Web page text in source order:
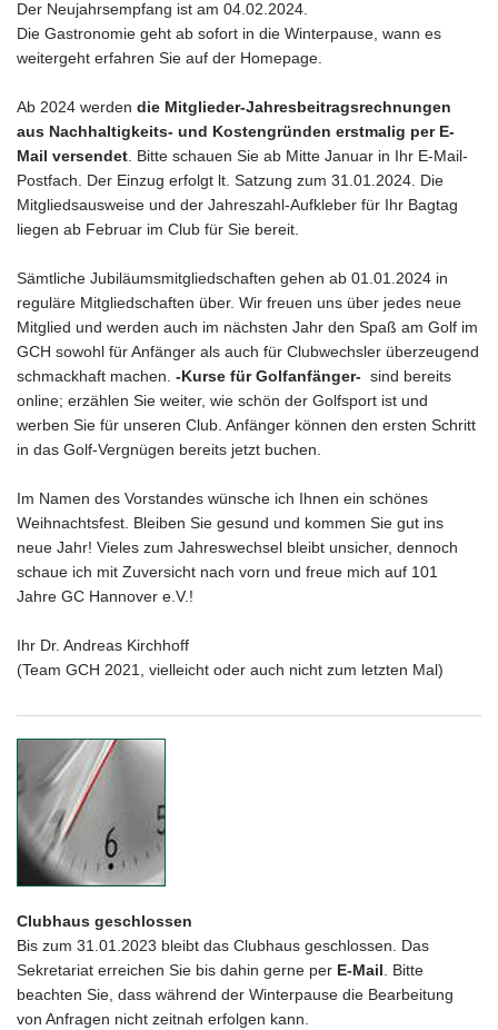
Der Neujahrsempfang ist am 04.02.2024.
Die Gastronomie geht ab sofort in die Winterpause, wann es
weitergeht erfahren Sie auf der Homepage.
Ab 2024 werden die Mitglieder-Jahresbeitragsrechnungen
aus Nachhaltigkeits- und Kostengründen erstmalig per E-
Mail versendet . Bitte schauen Sie ab Mitte Januar in Ihr E-Mail-
Postfach. Der Einzug erfolgt lt. Satzung zum 31.01.2024. Die
Mitgliedsausweise und der Jahreszahl-Aufkleber für Ihr Bagtag
liegen ab Februar im Club für Sie bereit.
Sämtliche Jubiläumsmitgliedschaften gehen ab 01.01.2024 in
reguläre Mitgliedschaften über. Wir freuen uns über jedes neue
Mitglied und werden auch im nächsten Jahr den Spaß am Golf im
GCH sowohl für Anfänger als auch für Clubwechsler überzeugend
schmackhaft machen. -Kurse für Golfanfänger- sind bereits
online; erzählen Sie weiter, wie schön der Golfsport ist und
werben Sie für unseren Club. Anfänger können den ersten Schritt
in das Golf-Vergnügen bereits jetzt buchen.
Im Namen des Vorstandes wünsche ich Ihnen ein schönes
Weihnachtsfest. Bleiben Sie gesund und kommen Sie gut ins
neue Jahr! Vieles zum Jahreswechsel bleibt unsicher, dennoch
schaue ich mit Zuversicht nach vorn und freue mich auf 101
Jahre GC Hannover e.V.!
Ihr Dr. Andreas Kirchhoff
(Team GCH 2021, vielleicht oder auch nicht zum letzten Mal)
Clubhaus geschlossen
Bis zum 31.01.2023 bleibt das Clubhaus geschlossen. Das
Sekretariat erreichen Sie bis dahin gerne per E-Mail
Bitte
beachten Sie, dass während der Winterpause die Bearbeitung
von Anfragen nicht zeitnah erfolgen kann.